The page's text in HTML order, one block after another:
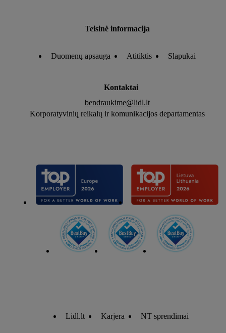
Teisinė informacija
Duomenų apsauga Atitiktis Slapukai
Kontaktai
bendraukime@lidl.lt
Korporatyvinių reikalų ir komunikacijos departamentas
Lidl.lt Karjera NT sprendimai